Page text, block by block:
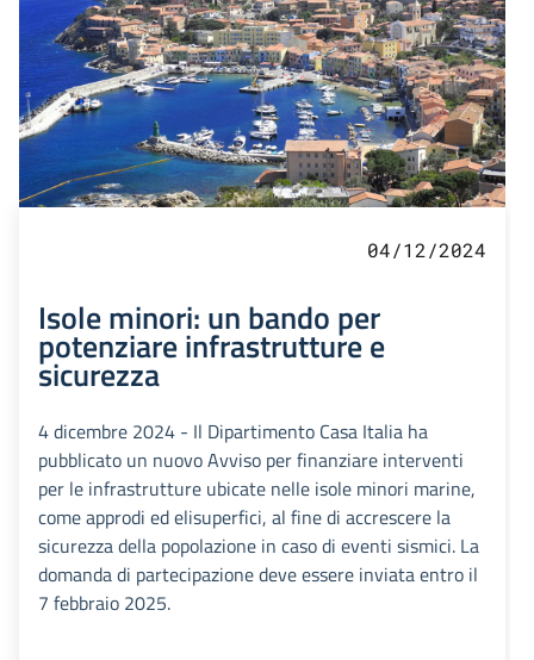
04/12/2024
Isole minori: un bando per
potenziare infrastrutture e
sicurezza
4 dicembre 2024 - Il Dipartimento Casa Italia ha
pubblicato un nuovo Avviso per finanziare interventi
per le infrastrutture ubicate nelle isole minori marine,
come approdi ed elisuperfici, al fine di accrescere la
sicurezza della popolazione in caso di eventi sismici. La
domanda di partecipazione deve essere inviata entro il
7 febbraio 2025.